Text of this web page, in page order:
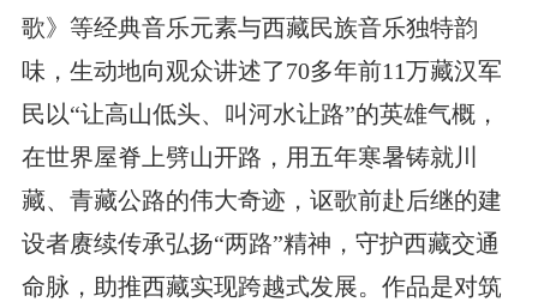
歌》等经典音乐元素与西藏民族音乐独特韵
味，生动地向观众讲述了70多年前11万藏汉军
民以“让高山低头、叫河水让路”的英雄气概，
在世界屋脊上劈山开路，用五年寒暑铸就川
藏、青藏公路的伟大奇迹，讴歌前赴后继的建
设者赓续传承弘扬“两路”精神，守护西藏交通
命脉，助推西藏实现跨越式发展。作品是对筑